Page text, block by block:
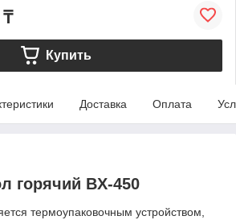
₸
Купить
Доставка Оплата
горячий BX-450
термоупаковочным устройством,